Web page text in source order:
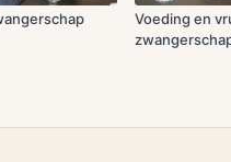
Voeding en